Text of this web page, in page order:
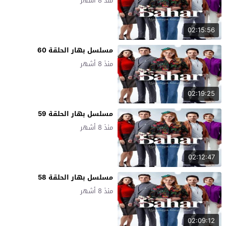
02:15:56
02:19:25
مسلسل بهار الحلقة 60
منذ 8 أشهر
02:12:47
مسلسل بهار الحلقة 59
منذ 8 أشهر
02:09:12
مسلسل بهار الحلقة 58
منذ 8 أشهر